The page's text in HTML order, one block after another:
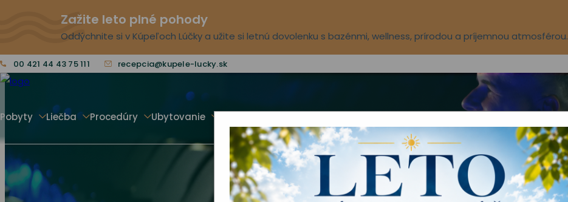
Zažite leto plné pohody
Oddýchnite si v Kúpeľoch Lúčky a užite si letnú dovolenku s bazénmi, wellness, prírodou a príjemnou atmosférou.
00 421 44 43 75 111 recepcia@kupele-lucky.sk
Pobyty Liečba Procedúry Ubytovanie